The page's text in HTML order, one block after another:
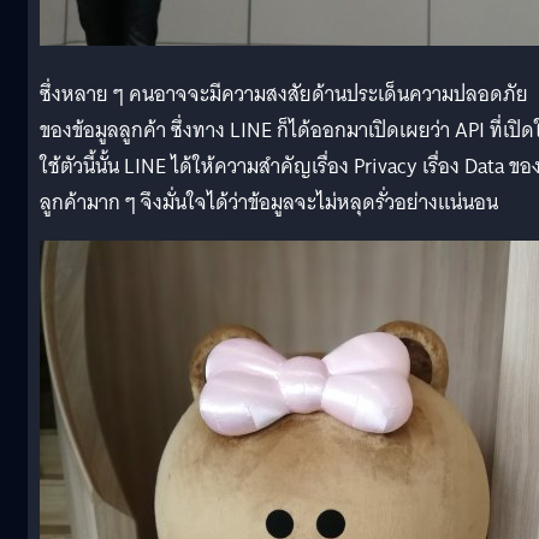
ซึ่งหลาย ๆ คนอาจจะมีความสงสัยด้านประเด็นความปลอดภัย
ของข้อมูลลูกค้า ซึ่งทาง LINE ก็ได้ออกมาเปิดเผยว่า API ที่เปิ
ใช้ตัวนี้นั้น LINE ได้ให้ความสำคัญเรื่อง Privacy เรื่อง Data ขอ
ลูกค้ามาก ๆ จึงมั่นใจได้ว่าข้อมูลจะไม่หลุดรั่วอย่างแน่นอน